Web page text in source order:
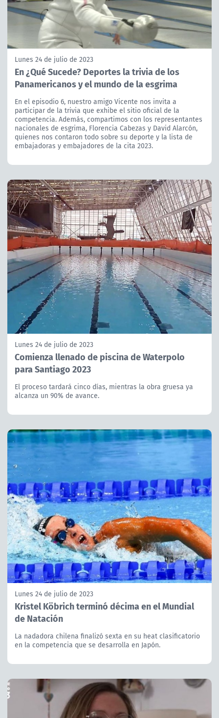
Lunes 24 de julio de 2023
En ¿Qué Sucede? Deportes la trivia de los
Panamericanos y el mundo de la esgrima
En el episodio 6, nuestro amigo Vicente nos invita a
participar de la trivia que exhibe el sitio oficial de la
competencia. Además, compartimos con los representantes
nacionales de esgrima, Florencia Cabezas y David Alarcón,
quienes nos contaron todo sobre su deporte y la lista de
embajadoras y embajadores de la cita 2023.
Lunes 24 de julio de 2023
Comienza llenado de piscina de Waterpolo
para Santiago 2023
El proceso tardará cinco días, mientras la obra gruesa ya
alcanza un 90% de avance.
Lunes 24 de julio de 2023
Kristel Köbrich terminó décima en el Mundial
de Natación
La nadadora chilena finalizó sexta en su heat clasificatorio
en la competencia que se desarrolla en Japón.